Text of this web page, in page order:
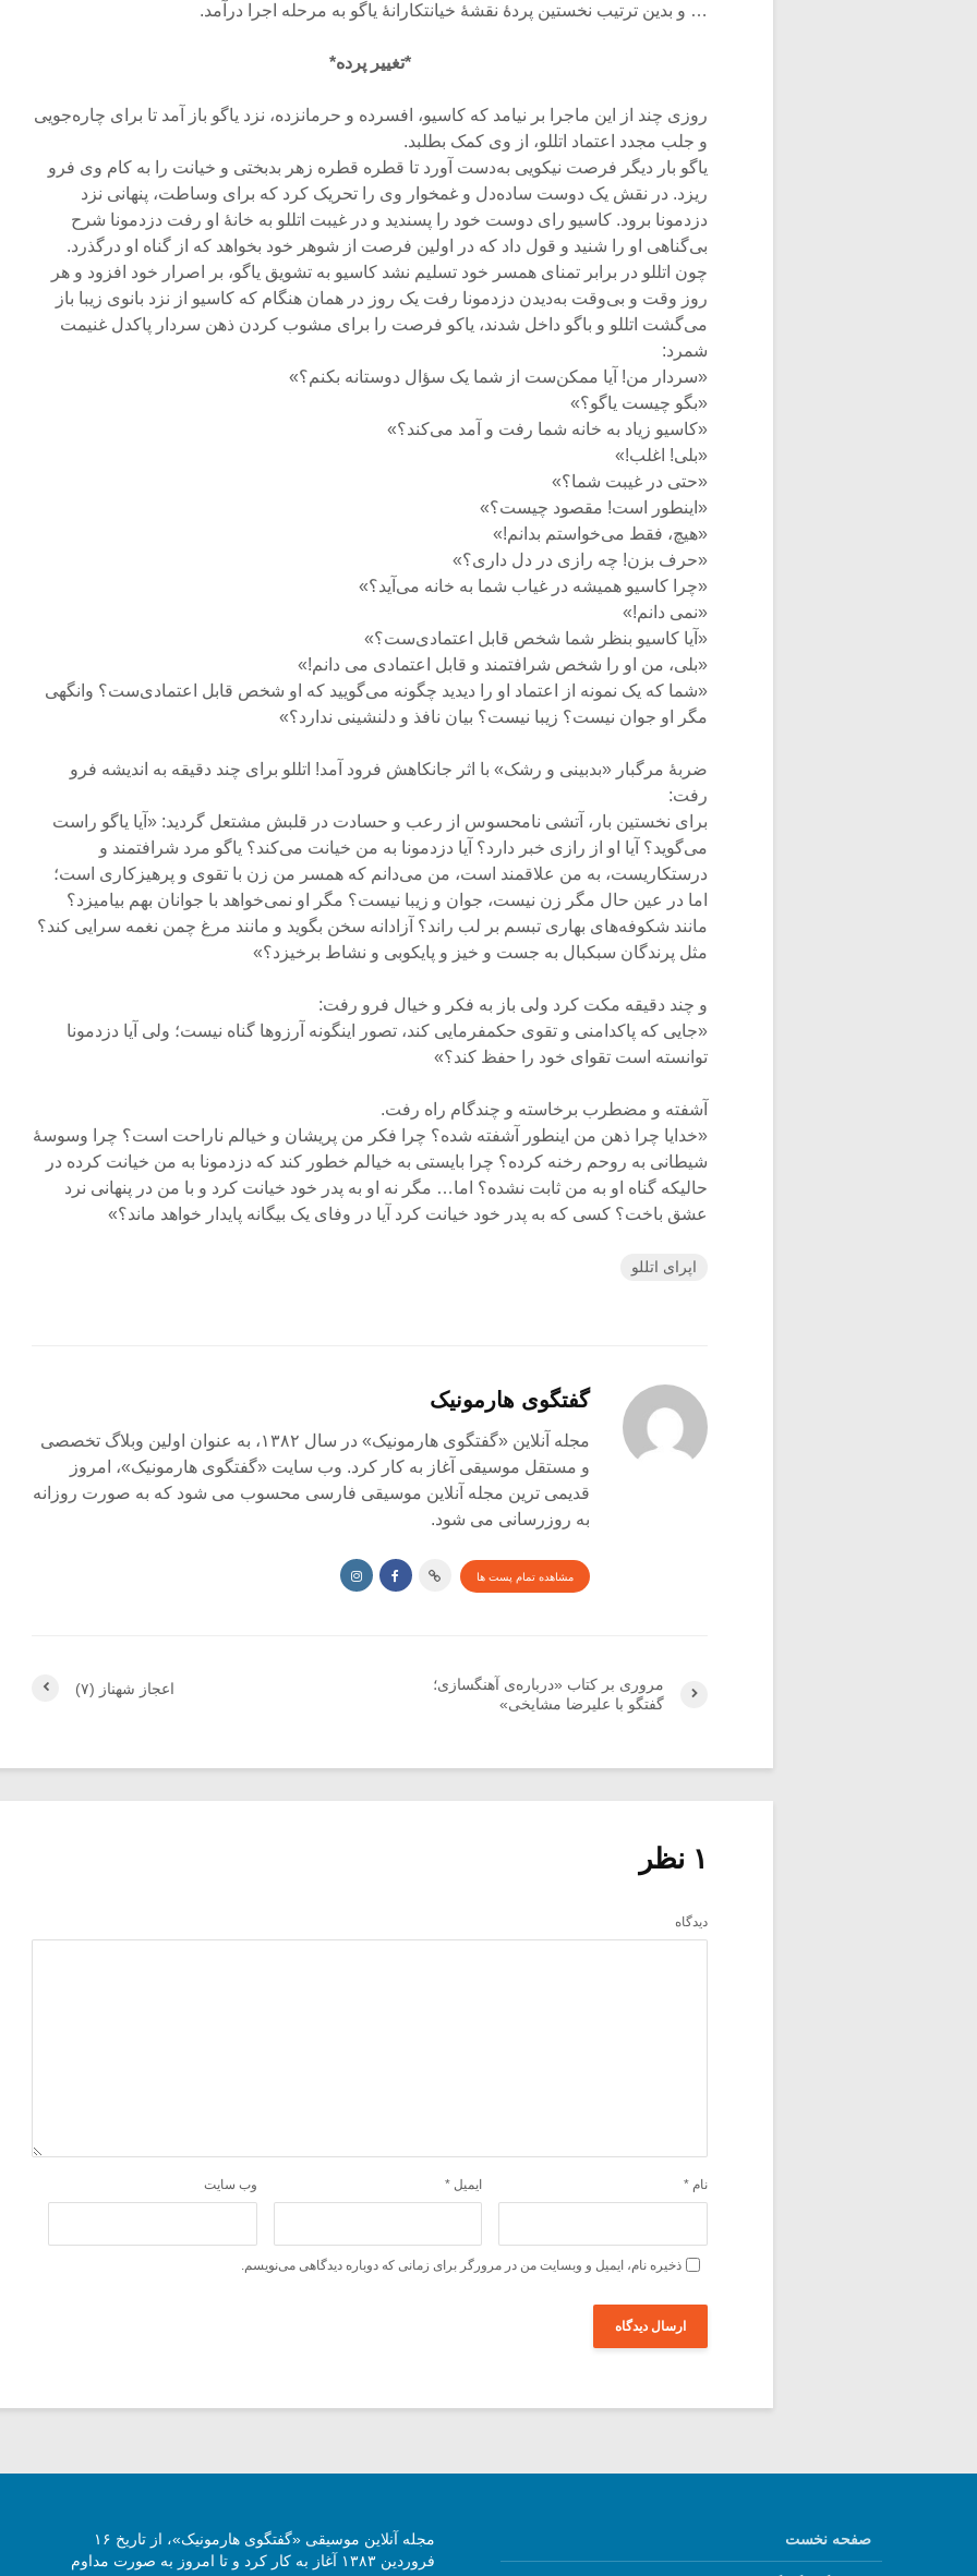
… و بدین ترتیب نخستین پردهٔ نقشهٔ خیانتکارانهٔ یاگو به مرحله اجرا درآمد.
*تغییر پرده*
روزی چند از این ماجرا بر نیامد که کاسیو، افسرده و حرمانزده، نزد یاگو باز آمد تا برای چاره‌جویی
و جلب مجدد اعتماد اتللو، از وی کمک بطلبد.
یاگو بار دیگر فرصت نیکویی به‌دست آورد تا قطره قطره زهر بدبختی و خیانت را به کام وی فرو
ریزد. در نقش یک دوست ساده‌دل و غمخوار وی را تحریک کرد که برای وساطت، پنهانی نزد
دزدمونا برود. کاسیو رای دوست خود را پسندید و در غیبت اتللو به خانهٔ او رفت دزدمونا شرح
بی‌گناهی او را شنید و قول داد که در اولین فرصت از شوهر خود بخواهد که از گناه او درگذرد.
چون اتللو در برابر تمنای همسر خود تسلیم نشد کاسیو به تشویق یاگو، بر اصرار خود افزود و هر
روز وقت و بی‌وقت به‌دیدن دزدمونا رفت یک روز در همان هنگام که کاسیو از نزد بانوی زیبا باز
می‌گشت اتللو و باگو داخل شدند، یاکو فرصت را برای مشوب کردن ذهن سردار پاکدل غنیمت
شمرد:
«سردار من! آیا ممکن‌ست از شما یک سؤال دوستانه بکنم؟»
«بگو چیست یاگو؟»
«کاسیو زیاد به خانه شما رفت و آمد می‌کند؟»
«بلی! اغلب!»
«حتی در غیبت شما؟»
«اینطور است! مقصود چیست؟»
«هیچ، فقط می‌خواستم بدانم!»
«حرف بزن! چه رازی در دل داری؟»
«چرا کاسیو همیشه در غیاب شما به خانه می‌آید؟»
«نمی دانم!»
«آیا کاسیو بنظر شما شخص قابل اعتمادی‌ست؟»
«بلى، من او را شخص شرافتمند و قابل اعتمادی می دانم!»
«شما که یک نمونه از اعتماد او را دیدید چگونه می‌گویید که او شخص قابل اعتمادی‌ست؟ وانگهی
مگر او جوان نیست؟ زیبا نیست؟ بیان نافذ و دلنشینی ندارد؟»
ضربهٔ مرگبار «بدبینی و رشک» با اثر جانکاهش فرود آمد! اتللو برای چند دقیقه به اندیشه فرو
رفت:
برای نخستین بار، آتشی نامحسوس از رعب و حسادت در قلبش مشتعل گردید: «آیا یاگو راست
می‌گوید؟ آیا او از رازی خبر دارد؟ آیا دزدمونا به من خیانت می‌کند؟ یاگو مرد شرافتمند و
درستکاریست، به من علاقمند است، من می‌دانم که همسر من زن با تقوی و پرهیزکاری است؛
اما در عین حال مگر زن نیست، جوان و زیبا نیست؟ مگر او نمی‌خواهد با جوانان بهم بیامیزد؟
مانند شکوفه‌های بهاری تبسم بر لب راند؟ آزادانه سخن بگوید و مانند مرغ چمن نغمه سرایی کند؟
مثل پرندگان سبکبال به جست و خیز و پایکوبی و نشاط برخیزد؟»
و چند دقیقه مکت کرد ولی باز به فکر و خیال فرو رفت:
«جایی که پاکدامنی و تقوی حکمفرمایی کند، تصور اینگونه آرزوها گناه نیست؛ ولی آیا دزدمونا
توانسته است تقوای خود را حفظ کند؟»
آشفته و مضطرب برخاسته و چندگام راه رفت.
«خدایا چرا ذهن من اینطور آشفته شده؟ چرا فکر من پریشان و خیالم ناراحت است؟ چرا وسوسهٔ
شیطانی به روحم رخنه کرده؟ چرا بایستی به خیالم خطور کند که دزدمونا به من خیانت کرده در
حالیکه گناه او به من ثابت نشده؟ اما… مگر نه او به پدر خود خیانت کرد و با من در پنهانی نرد
عشق باخت؟ کسی که به پدر خود خیانت کرد آیا در وفای یک بیگانه پایدار خواهد ماند؟»
اپرای اتللو
گفتگوی هارمونیک
مجله آنلاین «گفتگوی هارمونیک» در سال ۱۳۸۲، به عنوان اولین وبلاگ تخصصی
و مستقل موسیقی آغاز به کار کرد. وب سایت «گفتگوی هارمونیک»، امروز
قدیمی ترین مجله آنلاین موسیقی فارسی محسوب می شود که به صورت روزانه
به روزرسانی می شود.
مشاهده تمام پست ها
اعجاز شهناز (۷)
مروری بر کتاب «درباره‌ی آهنگسازی؛
گفتگو با علیرضا مشایخی»
۱ نظر
دیدگاه
نام * ایمیل * وب‌ سایت
ذخیره نام، ایمیل و وبسایت من در مرورگر برای زمانی که دوباره دیدگاهی می‌نویسم.
صفحه نخست
مجله آنلاین موسیقی «گفتگوی هارمونیک»، از تاریخ ۱۶
فروردین ۱۳۸۳ آغاز به کار کرد و تا امروز به صورت مداوم